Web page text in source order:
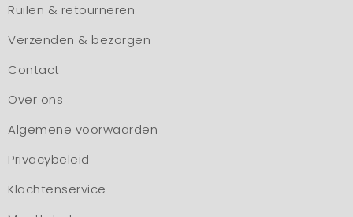
Ruilen & retourneren
Verzenden & bezorgen
Contact
Over ons
Algemene voorwaarden
Privacybeleid
Klachtenservice